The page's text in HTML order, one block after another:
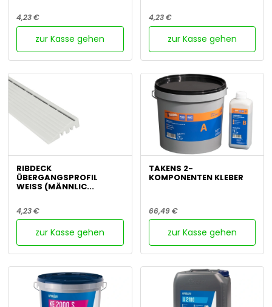
4,23 €
zur Kasse gehen
4,23 €
zur Kasse gehen
RIBDECK
ÜBERGANGSPROFIL
WEISS (MÄNNLIC...
4,23 €
zur Kasse gehen
TAKENS 2-
KOMPONENTEN KLEBER
66,49 €
zur Kasse gehen